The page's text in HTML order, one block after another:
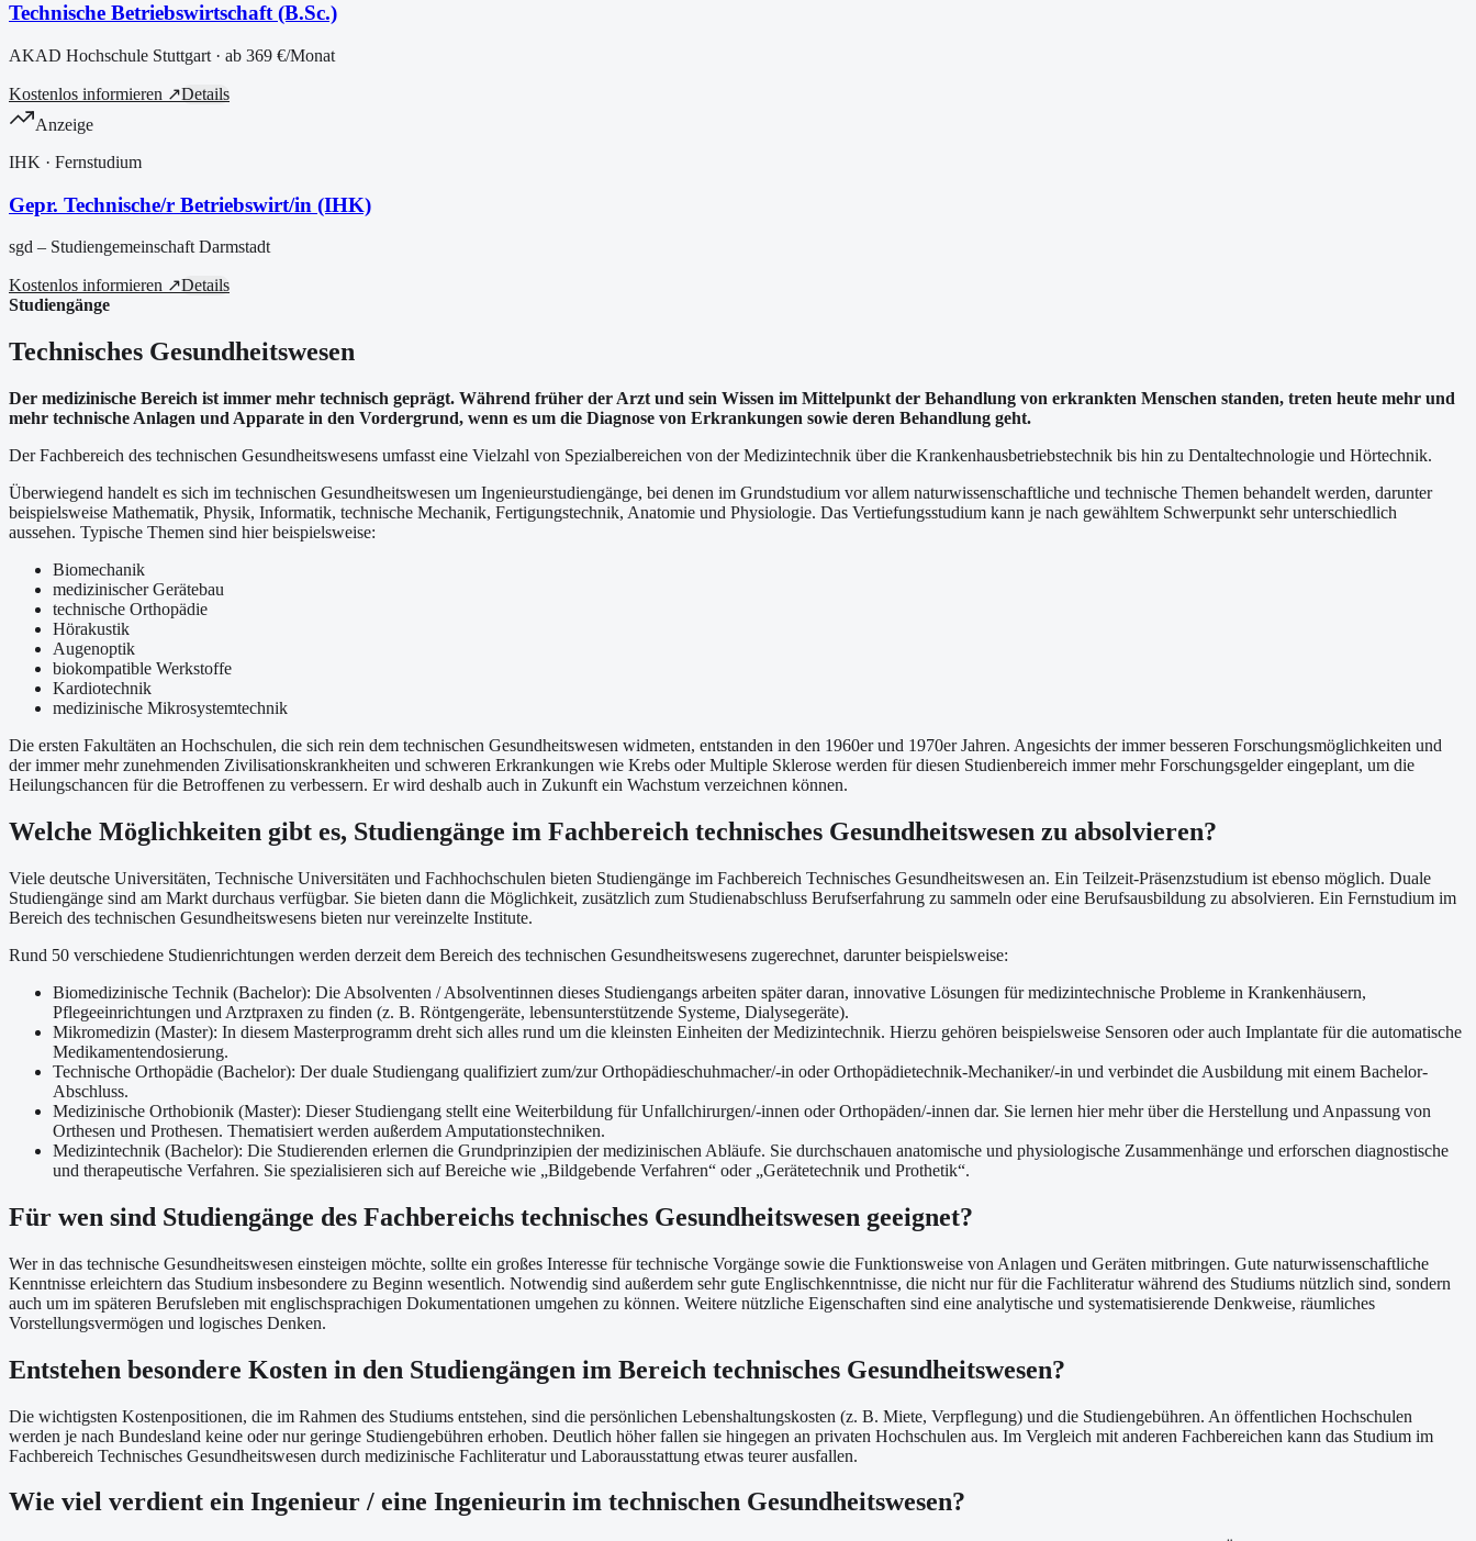
Technische Betriebswirtschaft (B.Sc.)
AKAD Hochschule Stuttgart · ab 369 €/Monat
Kostenlos informieren ↗Details
Anzeige
IHK · Fernstudium
Gepr. Technische/r Betriebswirt/in (IHK)
sgd – Studiengemeinschaft Darmstadt
Kostenlos informieren ↗Details
Studiengänge
Technisches Gesundheitswesen
Der medizinische Bereich ist immer mehr technisch geprägt. Während früher der Arzt und sein Wissen im Mittelpunkt der Behandlung von erkrankten Menschen standen, treten heute mehr und
mehr technische Anlagen und Apparate in den Vordergrund, wenn es um die Diagnose von Erkrankungen sowie deren Behandlung geht.
Der Fachbereich des technischen Gesundheitswesens umfasst eine Vielzahl von Spezialbereichen von der Medizintechnik über die Krankenhausbetriebstechnik bis hin zu Dentaltechnologie und Hörtechnik.
Überwiegend handelt es sich im technischen Gesundheitswesen um Ingenieurstudiengänge, bei denen im Grundstudium vor allem naturwissenschaftliche und technische Themen behandelt werden, darunter
beispielsweise Mathematik, Physik, Informatik, technische Mechanik, Fertigungstechnik, Anatomie und Physiologie. Das Vertiefungsstudium kann je nach gewähltem Schwerpunkt sehr unterschiedlich
aussehen. Typische Themen sind hier beispielsweise:
Biomechanik
medizinischer Gerätebau
technische Orthopädie
Hörakustik
Augenoptik
biokompatible Werkstoffe
Kardiotechnik
medizinische Mikrosystemtechnik
Die ersten Fakultäten an Hochschulen, die sich rein dem technischen Gesundheitswesen widmeten, entstanden in den 1960er und 1970er Jahren. Angesichts der immer besseren Forschungsmöglichkeiten und
der immer mehr zunehmenden Zivilisationskrankheiten und schweren Erkrankungen wie Krebs oder Multiple Sklerose werden für diesen Studienbereich immer mehr Forschungsgelder eingeplant, um die
Heilungschancen für die Betroffenen zu verbessern. Er wird deshalb auch in Zukunft ein Wachstum verzeichnen können.
Welche Möglichkeiten gibt es, Studiengänge im Fachbereich technisches Gesundheitswesen zu absolvieren?
Viele deutsche Universitäten, Technische Universitäten und Fachhochschulen bieten Studiengänge im Fachbereich Technisches Gesundheitswesen an. Ein Teilzeit-Präsenzstudium ist ebenso möglich. Duale
Studiengänge sind am Markt durchaus verfügbar. Sie bieten dann die Möglichkeit, zusätzlich zum Studienabschluss Berufserfahrung zu sammeln oder eine Berufsausbildung zu absolvieren. Ein Fernstudium im
Bereich des technischen Gesundheitswesens bieten nur vereinzelte Institute.
Rund 50 verschiedene Studienrichtungen werden derzeit dem Bereich des technischen Gesundheitswesens zugerechnet, darunter beispielsweise:
Biomedizinische Technik (Bachelor): Die Absolventen / Absolventinnen dieses Studiengangs arbeiten später daran, innovative Lösungen für medizintechnische Probleme in Krankenhäusern,
Pflegeeinrichtungen und Arztpraxen zu finden (z. B. Röntgengeräte, lebensunterstützende Systeme, Dialysegeräte).
Mikromedizin (Master): In diesem Masterprogramm dreht sich alles rund um die kleinsten Einheiten der Medizintechnik. Hierzu gehören beispielsweise Sensoren oder auch Implantate für die automatische
Medikamentendosierung.
Technische Orthopädie (Bachelor): Der duale Studiengang qualifiziert zum/zur Orthopädieschuhmacher/-in oder Orthopädietechnik-Mechaniker/-in und verbindet die Ausbildung mit einem Bachelor-
Abschluss.
Medizinische Orthobionik (Master): Dieser Studiengang stellt eine Weiterbildung für Unfallchirurgen/-innen oder Orthopäden/-innen dar. Sie lernen hier mehr über die Herstellung und Anpassung von
Orthesen und Prothesen. Thematisiert werden außerdem Amputationstechniken.
Medizintechnik (Bachelor): Die Studierenden erlernen die Grundprinzipien der medizinischen Abläufe. Sie durchschauen anatomische und physiologische Zusammenhänge und erforschen diagnostische
und therapeutische Verfahren. Sie spezialisieren sich auf Bereiche wie „Bildgebende Verfahren“ oder „Gerätetechnik und Prothetik“.
Für wen sind Studiengänge des Fachbereichs technisches Gesundheitswesen geeignet?
Wer in das technische Gesundheitswesen einsteigen möchte, sollte ein großes Interesse für technische Vorgänge sowie die Funktionsweise von Anlagen und Geräten mitbringen. Gute naturwissenschaftliche
Kenntnisse erleichtern das Studium insbesondere zu Beginn wesentlich. Notwendig sind außerdem sehr gute Englischkenntnisse, die nicht nur für die Fachliteratur während des Studiums nützlich sind, sondern
auch um im späteren Berufsleben mit englischsprachigen Dokumentationen umgehen zu können. Weitere nützliche Eigenschaften sind eine analytische und systematisierende Denkweise, räumliches
Vorstellungsvermögen und logisches Denken.
Entstehen besondere Kosten in den Studiengängen im Bereich technisches Gesundheitswesen?
Die wichtigsten Kostenpositionen, die im Rahmen des Studiums entstehen, sind die persönlichen Lebenshaltungskosten (z. B. Miete, Verpflegung) und die Studiengebühren. An öffentlichen Hochschulen
werden je nach Bundesland keine oder nur geringe Studiengebühren erhoben. Deutlich höher fallen sie hingegen an privaten Hochschulen aus. Im Vergleich mit anderen Fachbereichen kann das Studium im
Fachbereich Technisches Gesundheitswesen durch medizinische Fachliteratur und Laborausstattung etwas teurer ausfallen.
Wie viel verdient ein Ingenieur / eine Ingenieurin im technischen Gesundheitswesen?